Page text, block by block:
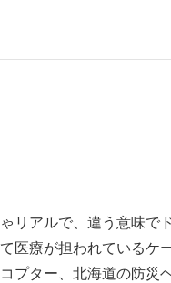
リアルで、違う意味で
医療が担われているケ
プター、北海道の防災